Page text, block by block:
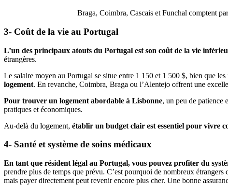
Braga, Coimbra, Cascais et Funchal comptent
3- Coût de la vie au Portugal
L’un des principaux atouts du Portugal est son coût de la vie
étrangères.
Le salaire moyen au Portugal se situe entre 1 150 et 1 500 $, bien que
logement. En revanche, Coimbra, Braga ou l’Alentejo offrent une
Pour trouver un logement abordable à Lisbonne, un peu de patience
pratiques et économiques.
Au-delà du logement, établir un budget clair est essentiel pour vivre
4- Santé et système de soins médicaux
En tant que résident légal au Portugal, vous pouvez profiter du
prendre plus de temps que prévu. C’est pourquoi de nombreux
mais payer directement peut revenir encore plus cher. Une bonne